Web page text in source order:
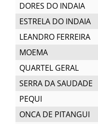
DORES DO INDAIA
ESTRELA DO INDAIA
LEANDRO FERREIRA
MOEMA
QUARTEL GERAL
SERRA DA SAUDADE
PEQUI
ONCA DE PITANGUI